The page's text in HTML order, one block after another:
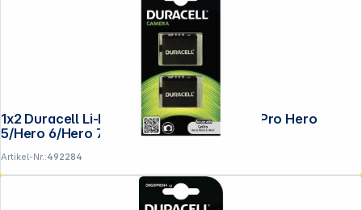
1x2 Duracell Li-Ion Akku 1250mAh für GoPro Hero
5/Hero 6/Hero 7
Artikel-Nr.:492284
Copyright © 2001 - 2026 DGH - Alle Rechte vorbehalten.